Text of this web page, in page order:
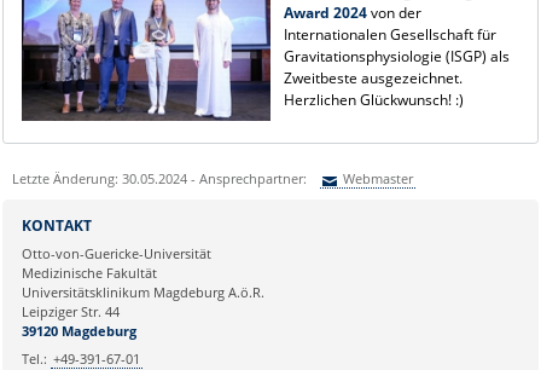
KOOPERATIONEN
KONTAKT
Award 2024von der
Internationalen Gesellschaft für
Gravitationsphysiologie (ISGP) als
Zweitbeste ausgezeichnet.
Herzlichen Glückwunsch! :)
Letzte Änderung: 30.05.2024 - Ansprechpartner: Webmaster
Ihre E-Mailadresse:
Ihr Anliegen:
KONTAKT
Otto-von-Guericke-Universität
Medizinische Fakultät
Universitätsklinikum Magdeburg A.ö.R.
Leipziger Str. 44
39120 Magdeburg
Tel.: +49-391-67-01